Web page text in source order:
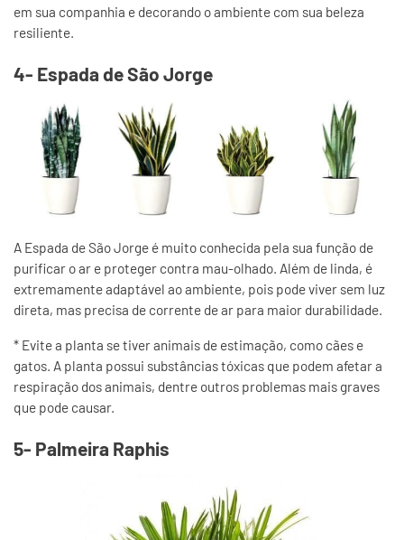
em sua companhia e decorando o ambiente com sua beleza
resiliente.
4- Espada de São Jorge
A Espada de São Jorge é muito conhecida pela sua função de
purificar o ar e proteger contra mau-olhado. Além de linda, é
extremamente adaptável ao ambiente, pois pode viver sem luz
direta, mas precisa de corrente de ar para maior durabilidade.
* Evite a planta se tiver animais de estimação, como cães e
gatos. A planta possui substâncias tóxicas que podem afetar a
respiração dos animais, dentre outros problemas mais graves
que pode causar.
5- Palmeira Raphis